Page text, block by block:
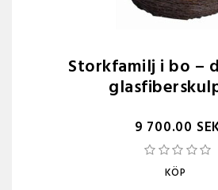
Storkfamilj i bo –
9 700.00
KÖP